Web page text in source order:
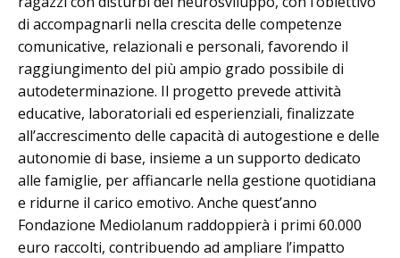
di accompagnarli nella crescita delle competenze
comunicative, relazionali e personali, favorendo il
raggiungimento del più ampio grado possibile di
autodeterminazione. Il progetto prevede attività
educative, laboratoriali ed esperienziali, finalizzate
all’accrescimento delle capacità di autogestione e delle
autonomie di base, insieme a un supporto dedicato
alle famiglie, per affiancarle nella gestione quotidiana
e ridurne il carico emotivo. Anche quest’anno
Fondazione Mediolanum raddoppierà i primi 60.000
euro raccolti, contribuendo ad ampliare l’impatto